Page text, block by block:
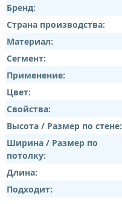
Бренд:
Страна производства:
Материал:
Сегмент:
Применение:
Цвет:
Свойства:
Высота / Размер по стене:
Ширина / Размер по
потолку:
Длина:
Подходит: